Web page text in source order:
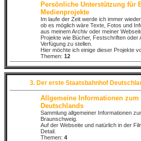
Persönliche Unterstützung für
Medienprojekte
Im laufe der Zeit werde ich immer
ob es möglich wäre Texte, Fotos und
aus meinem Archiv oder meiner
Projekte wie Bücher, Festschriften oder
Verfügung zu stellen.
Hier möchte ich einige dieser Projekte
Themen: 12
3. Der erste Staatsbahnhof
Allgemeine Informationen zum
Deutschlands
Sammlung allgemeiner Informationen
Braunschweig.
Auf der Webseite und natürlich in der
Detail.
Themen: 4